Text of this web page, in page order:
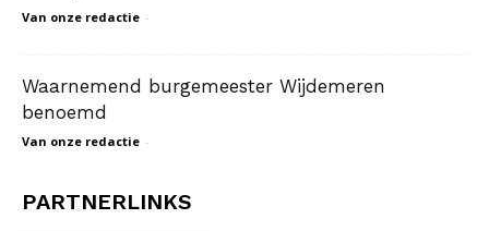
Van onze redactie -
Waarnemend burgemeester Wijdemeren
benoemd
Van onze redactie -
PARTNERLINKS